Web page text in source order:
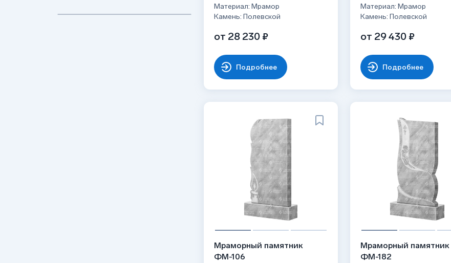
Материал: Мрамор
Камень: Полевской
от 28 230 ₽
Подробнее
Материал: Мрамор
Камень: Полевской
от 29 430 ₽
Подробнее
Мраморный памятник
ФМ-106
Мраморный памятник
ФМ-182